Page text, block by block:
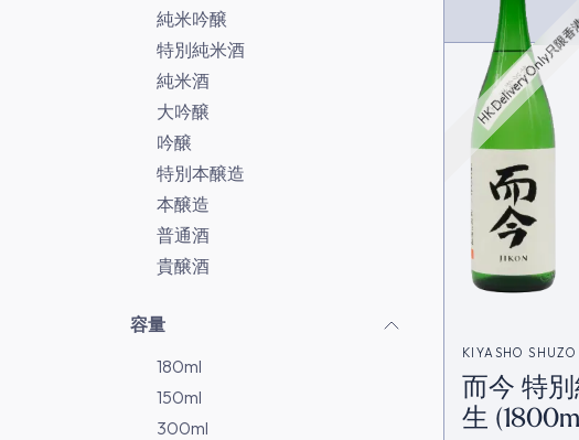
純米吟醸
特別純米酒
純米酒
大吟醸
吟醸
特別本醸造
本醸造
普通酒
貴醸酒
容量
180ml
150ml
300ml
HK Delivery Only
KIYASHO
而今 特
生